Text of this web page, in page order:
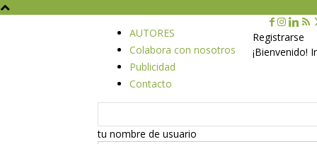
AUTORES
Colabora con nosotros
Publicidad
Contacto
Registrarse
¡Bienvenido!
tu nombre de usuario